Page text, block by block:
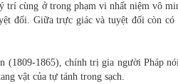
trí cùng ở trong phạm vi nhất niệm vô
đối. Giữa trực giác và tuyệt đối còn có
(1809-1865), chính trị gia người Pháp
vật của tự tánh trong sạch.